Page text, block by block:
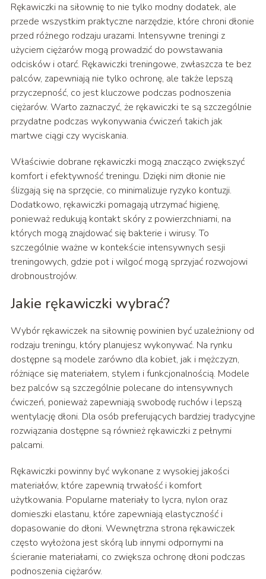
Rękawiczki na siłownię to nie tylko modny dodatek, ale
przede wszystkim praktyczne narzędzie, które chroni dłonie
przed różnego rodzaju urazami. Intensywne treningi z
użyciem ciężarów mogą prowadzić do powstawania
odcisków i otarć. Rękawiczki treningowe, zwłaszcza te bez
palców, zapewniają nie tylko ochronę, ale także lepszą
przyczepność, co jest kluczowe podczas podnoszenia
ciężarów. Warto zaznaczyć, że rękawiczki te są szczególnie
przydatne podczas wykonywania ćwiczeń takich jak
martwe ciągi czy wyciskania.
Właściwie dobrane rękawiczki mogą znacząco zwiększyć
komfort i efektywność treningu. Dzięki nim dłonie nie
ślizgają się na sprzęcie, co minimalizuje ryzyko kontuzji.
Dodatkowo, rękawiczki pomagają utrzymać higienę,
ponieważ redukują kontakt skóry z powierzchniami, na
których mogą znajdować się bakterie i wirusy. To
szczególnie ważne w kontekście intensywnych sesji
treningowych, gdzie pot i wilgoć mogą sprzyjać rozwojowi
drobnoustrojów.
Jakie rękawiczki wybrać?
Wybór rękawiczek na siłownię powinien być uzależniony od
rodzaju treningu, który planujesz wykonywać. Na rynku
dostępne są modele zarówno dla kobiet, jak i mężczyzn,
różniące się materiałem, stylem i funkcjonalnością. Modele
bez palców są szczególnie polecane do intensywnych
ćwiczeń, ponieważ zapewniają swobodę ruchów i lepszą
wentylację dłoni. Dla osób preferujących bardziej tradycyjne
rozwiązania dostępne są również rękawiczki z pełnymi
palcami.
Rękawiczki powinny być wykonane z wysokiej jakości
materiałów, które zapewnią trwałość i komfort
użytkowania. Popularne materiały to lycra, nylon oraz
domieszki elastanu, które zapewniają elastyczność i
dopasowanie do dłoni. Wewnętrzna strona rękawiczek
często wyłożona jest skórą lub innymi odpornymi na
ścieranie materiałami, co zwiększa ochronę dłoni podczas
podnoszenia ciężarów.